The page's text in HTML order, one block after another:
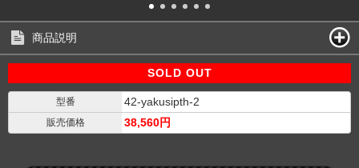
商品説明
SOLD OUT
型番 42-yakusipth-2
販売価格 38,560円